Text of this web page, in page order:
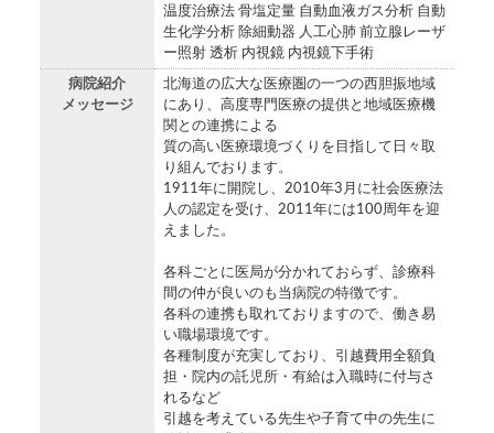
温度治療法 骨塩定量 自動血液ガス分析 自動
生化学分析 除細動器 人工心肺 前立腺レーザ
ー照射 透析 内視鏡 内視鏡下手術
病院紹介
メッセージ
北海道の広大な医療圏の一つの西胆振地域
にあり、高度専門医療の提供と地域医療機
関との連携による
質の高い医療環境づくりを目指して日々取
り組んでおります。
1911年に開院し、2010年3月に社会医療法
人の認定を受け、2011年には100周年を迎
えました。
各科ごとに医局が分かれておらず、診療科
間の仲が良いのも当病院の特徴です。
各科の連携も取れておりますので、働き易
い職場環境です。
各種制度が充実しており、引越費用全額負
担・院内の託児所・有給は入職時に付与さ
れるなど
引越を考えている先生や子育て中の先生に